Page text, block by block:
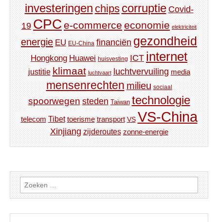
investeringen chips corruptie Covid-
19 CPC e-commerce economie elektriciteit
energie EU EU-China financiën gezondheid
Hongkong Huawei huisvesting ICT internet
justitie klimaat luchtvaart luchtvervuiling media
mensenrechten milieu sociaal
spoorwegen steden Taiwan technologie
telecom Tibet toerisme transport VS VS-China
Xinjiang zijderoutes zonne-energie
Zoeken
naar: